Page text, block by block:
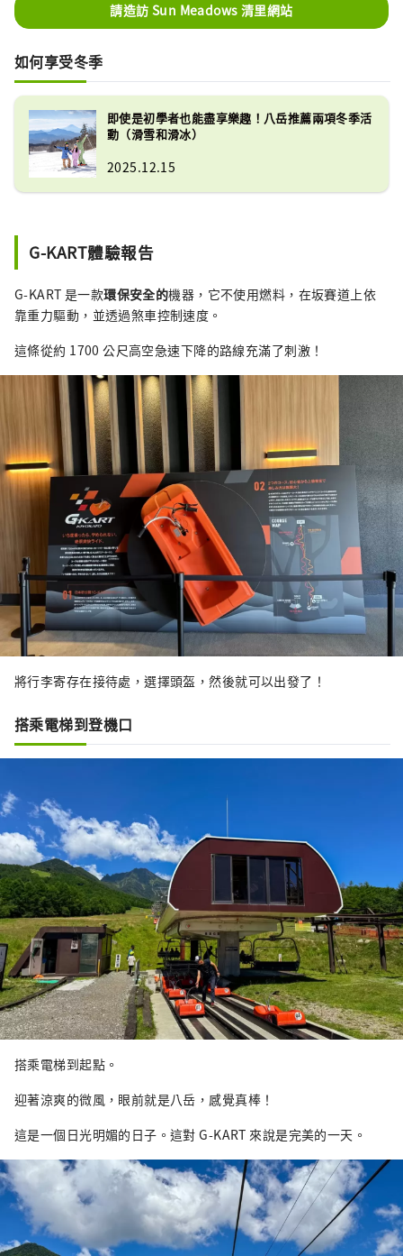
請造訪 Sun Meadows 清里網站
如何享受冬季
即使是初學者也能盡享樂趣！八岳推薦兩項冬季活
動（滑雪和滑冰）
2025.12.15
G-KART體驗報告
G-KART 是一款環保安全的機器，它不使用燃料，在坂賽道上依
靠重力驅動，並透過煞車控制速度。
這條從約 1700 公尺高空急速下降的路線充滿了刺激！
將行李寄存在接待處，選擇頭盔，然後就可以出發了！
搭乘電梯到登機口
搭乘電梯到起點。
迎著涼爽的微風，眼前就是八岳，感覺真棒！
這是一個日光明媚的日子。這對 G-KART 來說是完美的一天。